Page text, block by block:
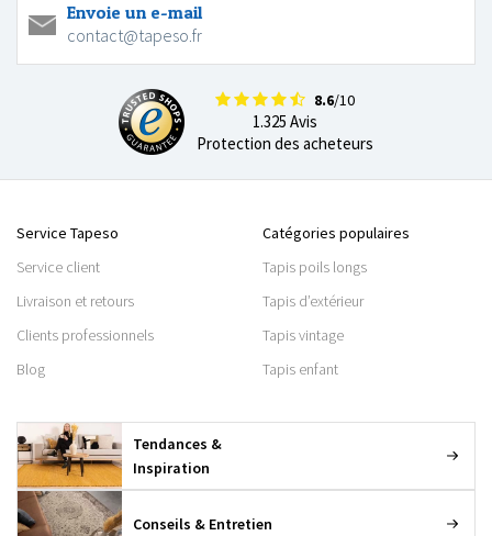
Envoie un e-mail
contact@tapeso.fr
8.6/10
1.325 Avis
Protection des acheteurs
Service Tapeso
Service client
Livraison et retours
Clients professionnels
Blog
Catégories populaires
Tapis poils longs
Tapis d’extérieur
Tapis vintage
Tapis enfant
Tendances &
Inspiration
Conseils & Entretien